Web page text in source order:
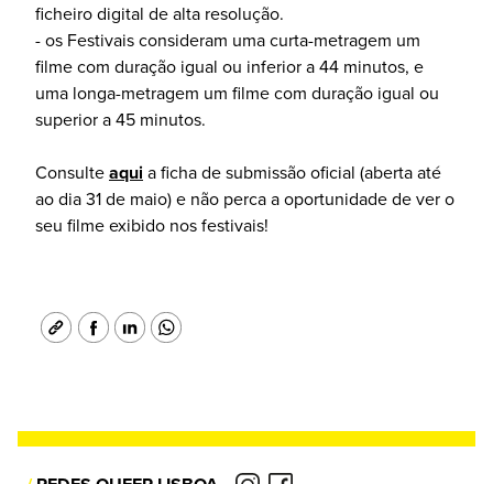
ficheiro digital de alta resolução.
- os Festivais consideram uma curta-metragem um
filme com duração igual ou inferior a 44 minutos, e
uma longa-metragem um filme com duração igual ou
superior a 45 minutos.
Consulte aqui a ficha de submissão oficial (aberta até
ao dia 31 de maio) e não perca a oportunidade de ver o
seu filme exibido nos festivais!